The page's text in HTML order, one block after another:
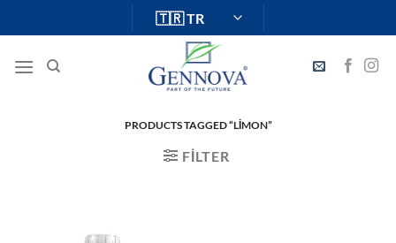
atla
PRODUCTS TAGGED “LİMON”
FILTER